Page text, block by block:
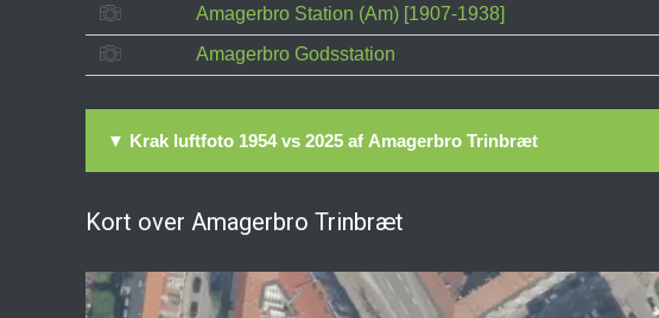
Amagerbro Station (Am) [1907-1938]
Amagerbro Godsstation
▼ Krak luftfoto 1954 vs 2025 af Amagerbro Trinbræt
Kort over Amagerbro Trinbræt